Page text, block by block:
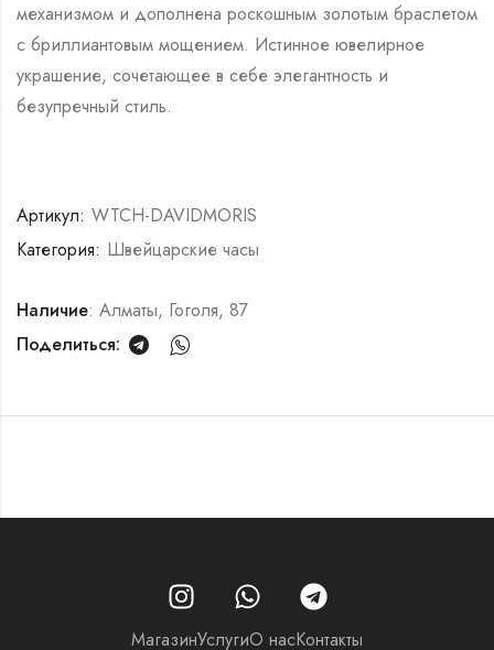
механизмом и дополнена роскошным золотым браслетом
с бриллиантовым мощением. Истинное ювелирное
украшение, сочетающее в себе элегантность и
безупречный стиль.
Артикул: WTCH-DAVIDMORIS
Категория: Швейцарские часы
Наличие: Алматы, Гоголя, 87
Поделиться:
МагазинУслугиО насКонтакты